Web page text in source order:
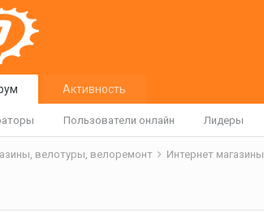
Пользователи онлайн Лидеры
Активность
велотуры, велоремонт Интернет магазины